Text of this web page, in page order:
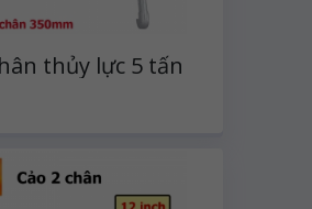
thủy lực 5 tấn